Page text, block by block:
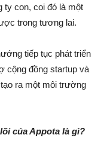
ty con, coi đó là một
trong tương lai.
tiếp tục phát triển
cộng đồng startup và
ra một môi trường
của Appota là gì?